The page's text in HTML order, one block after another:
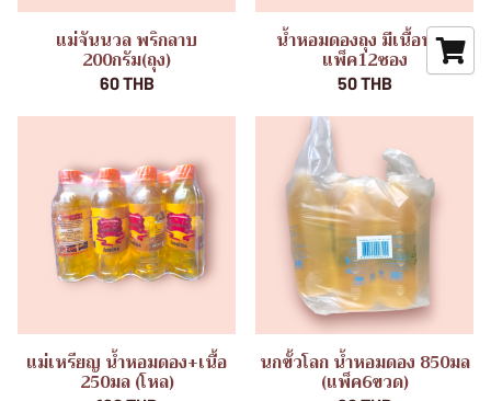
แม่จันนวล พริกลาบ
200กรัม(ถุง)
60 THB
น้ำหอมดองถุง มีเนื้อหอม
แพ็ค12ซอง
50 THB
แม่เหรียญ น้ำหอมดอง+เนื้อ
250มล (โหล)
นกขั้วโลก น้ำหอมดอง 850มล
(แพ็ค6ขวด)